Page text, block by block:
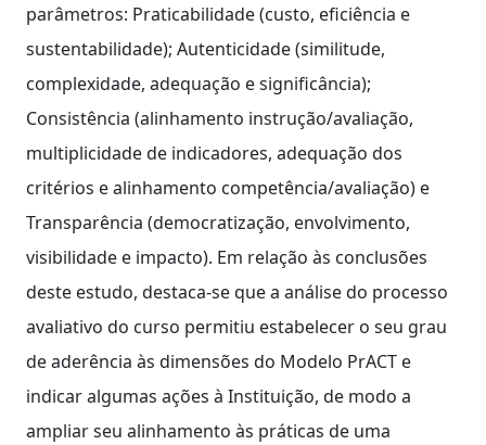
parâmetros: Praticabilidade (custo, eficiência e
sustentabilidade); Autenticidade (similitude,
complexidade, adequação e significância);
Consistência (alinhamento instrução/avaliação,
multiplicidade de indicadores, adequação dos
critérios e alinhamento competência/avaliação) e
Transparência (democratização, envolvimento,
visibilidade e impacto). Em relação às conclusões
deste estudo, destaca-se que a análise do processo
avaliativo do curso permitiu estabelecer o seu grau
de aderência às dimensões do Modelo PrACT e
indicar algumas ações à Instituição, de modo a
ampliar seu alinhamento às práticas de uma